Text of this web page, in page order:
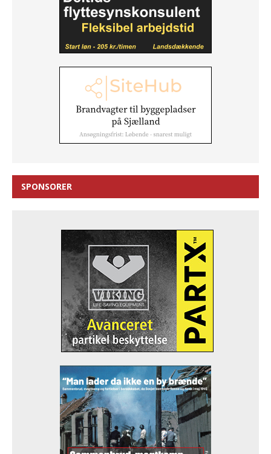
SPONSORER